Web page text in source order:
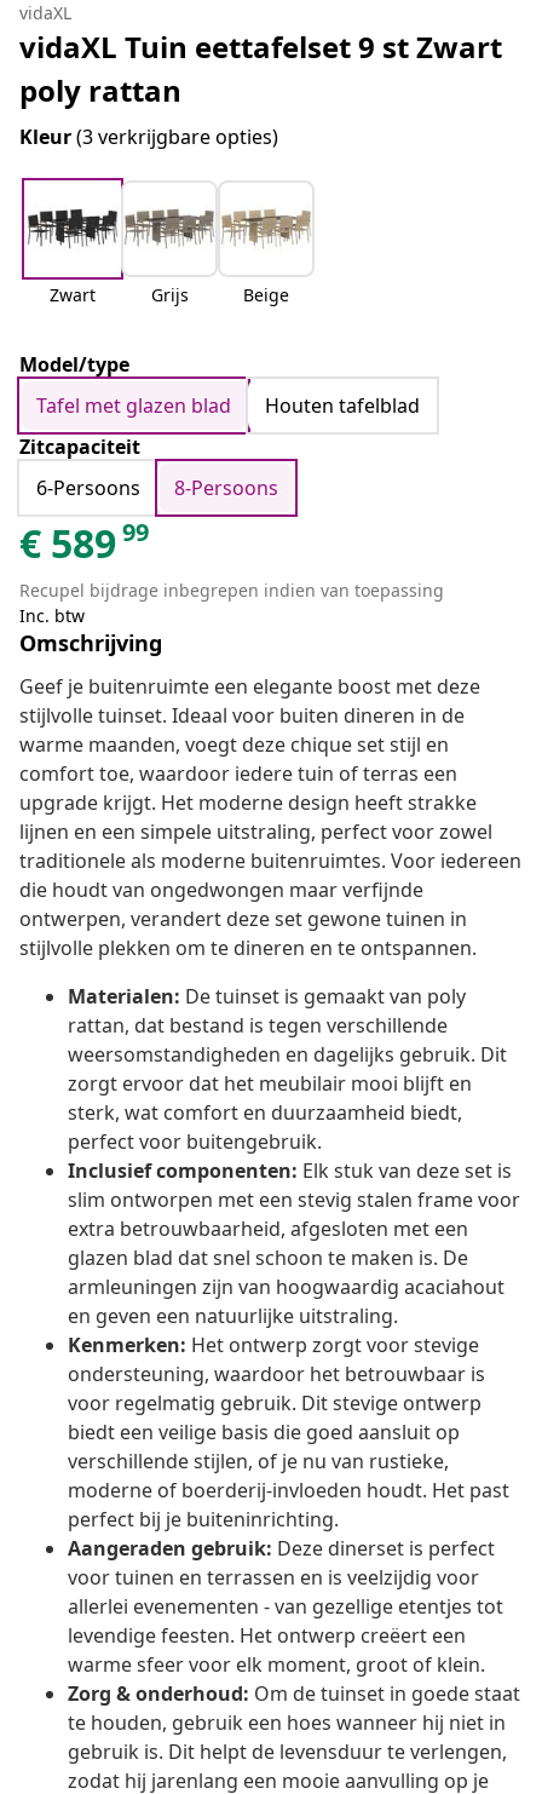
vidaXL
vidaXL Tuin eettafelset 9 st Zwart
poly rattan
Kleur(3 verkrijgbare opties)
Zwart Grijs Beige
Model/type
Tafel met glazen blad
Houten tafelblad
Zitcapaciteit
6-Persoons
8-Persoons
€ 58999
Recupel bijdrage inbegrepen indien van toepassing
Inc. btw
Omschrijving
Geef je buitenruimte een elegante boost met deze
stijlvolle tuinset. Ideaal voor buiten dineren in de
warme maanden, voegt deze chique set stijl en
comfort toe, waardoor iedere tuin of terras een
upgrade krijgt. Het moderne design heeft strakke
lijnen en een simpele uitstraling, perfect voor zowel
traditionele als moderne buitenruimtes. Voor iedereen
die houdt van ongedwongen maar verfijnde
ontwerpen, verandert deze set gewone tuinen in
stijlvolle plekken om te dineren en te ontspannen.
Materialen: De tuinset is gemaakt van poly
rattan, dat bestand is tegen verschillende
weersomstandigheden en dagelijks gebruik. Dit
zorgt ervoor dat het meubilair mooi blijft en
sterk, wat comfort en duurzaamheid biedt,
perfect voor buitengebruik.
Inclusief componenten: Elk stuk van deze set is
slim ontworpen met een stevig stalen frame voor
extra betrouwbaarheid, afgesloten met een
glazen blad dat snel schoon te maken is. De
armleuningen zijn van hoogwaardig acaciahout
en geven een natuurlijke uitstraling.
Kenmerken: Het ontwerp zorgt voor stevige
ondersteuning, waardoor het betrouwbaar is
voor regelmatig gebruik. Dit stevige ontwerp
biedt een veilige basis die goed aansluit op
verschillende stijlen, of je nu van rustieke,
moderne of boerderij-invloeden houdt. Het past
perfect bij je buiteninrichting.
Aangeraden gebruik: Deze dinerset is perfect
voor tuinen en terrassen en is veelzijdig voor
allerlei evenementen - van gezellige etentjes tot
levendige feesten. Het ontwerp creëert een
warme sfeer voor elk moment, groot of klein.
Zorg & onderhoud: Om de tuinset in goede staat
te houden, gebruik een hoes wanneer hij niet in
gebruik is. Dit helpt de levensduur te verlengen,
zodat hij jarenlang een mooie aanvulling op je